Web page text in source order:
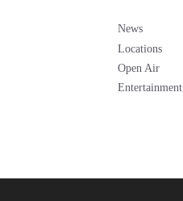
News
Locations
Open Air
Entertainment